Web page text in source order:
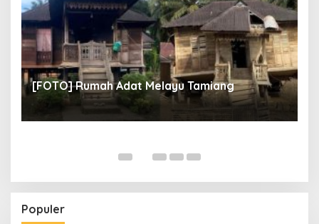
[FOTO] Rumah Adat Melayu Tamiang
Populer